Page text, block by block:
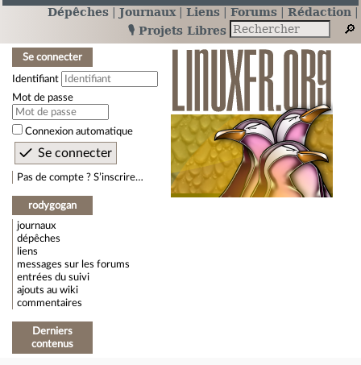
Dépêches Journaux Liens Forums
Rédaction
🎙️ Projets Libres
Se connecter
Identifiant
Mot de passe
Connexion automatique
Pas de compte ? S’inscrire…
rodygogan
journaux
dépêches
liens
messages sur les forums
entrées du suivi
ajouts au wiki
commentaires
Derniers
contenus